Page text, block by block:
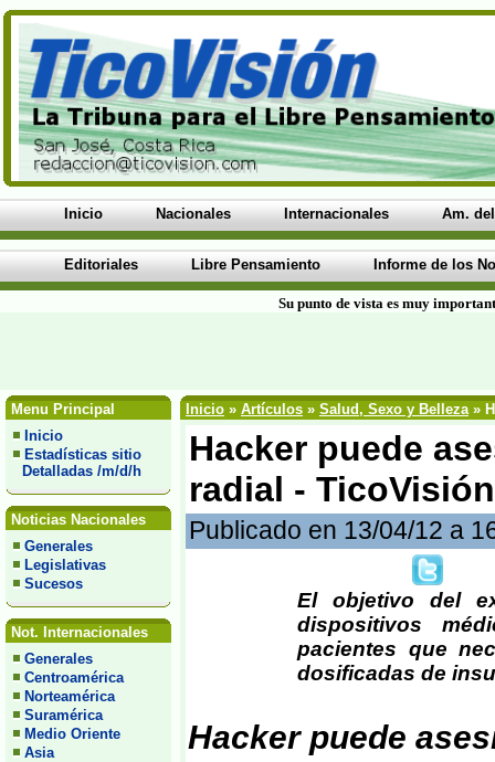
Inicio Nacionales Internacionales Am.
Editoriales Libre Pensamiento Informe de los
Su punto de vista es muy
Menu Principal
Inicio
Estadísticas sitio
Detalladas /m/d/h
Noticias Nacionales
Generales
Legislativas
Sucesos
Not. Internacionales
Generales
Centroamérica
Norteamérica
Suramérica
Medio Oriente
Asia
Inicio » Artículos » Salud, Sexo y Belleza»
Hacker puede
radial - TicoVisión
Publicado en 13/04/12 a
El objetivo del
dispositivos
pacientes que
dosificadas de
Hacker puede